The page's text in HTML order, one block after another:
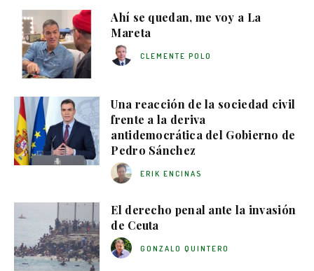
Ahí se quedan, me voy a La
Mareta
CLEMENTE POLO
Una reacción de la sociedad civil
frente a la deriva
antidemocrática del Gobierno de
Pedro Sánchez
ERIK ENCINAS
El derecho penal ante la invasión
de Ceuta
GONZALO QUINTERO